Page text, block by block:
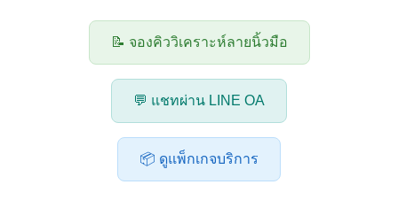
📝 จองคิววิเคราะห์ลายนิ้วมือ
💬 แชทผ่าน LINE OA
📦 ดูแพ็กเกจบริการ